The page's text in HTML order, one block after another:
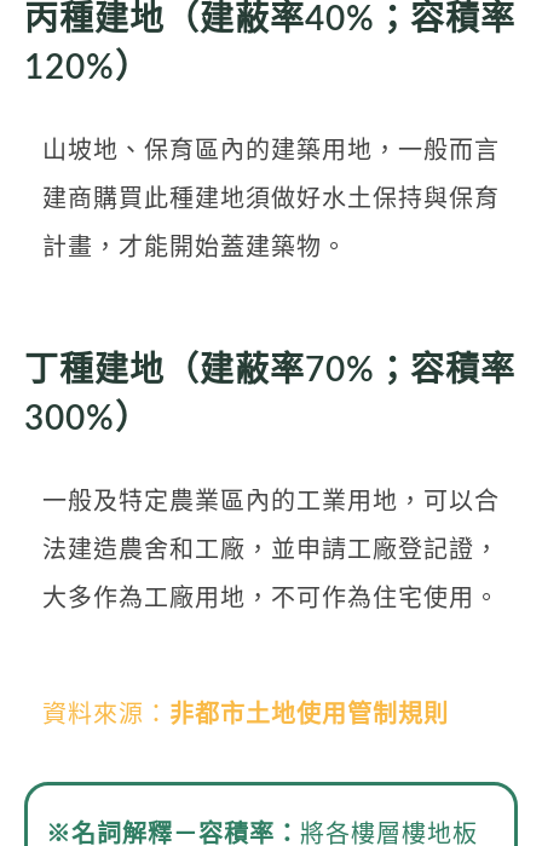
丙種建地（建蔽率40%；容積率
120%）
山坡地、保育區內的建築用地，一般而言
建商購買此種建地須做好水土保持與保育
計畫，才能開始蓋建築物。
丁種建地（建蔽率70%；容積率
300%）
一般及特定農業區內的工業用地，可以合
法建造農舍和工廠，並申請工廠登記證，
大多作為工廠用地，不可作為住宅使用。
資料來源： 非都市土地使用管制規則
※名詞解釋－容積率： 將各樓層樓地板